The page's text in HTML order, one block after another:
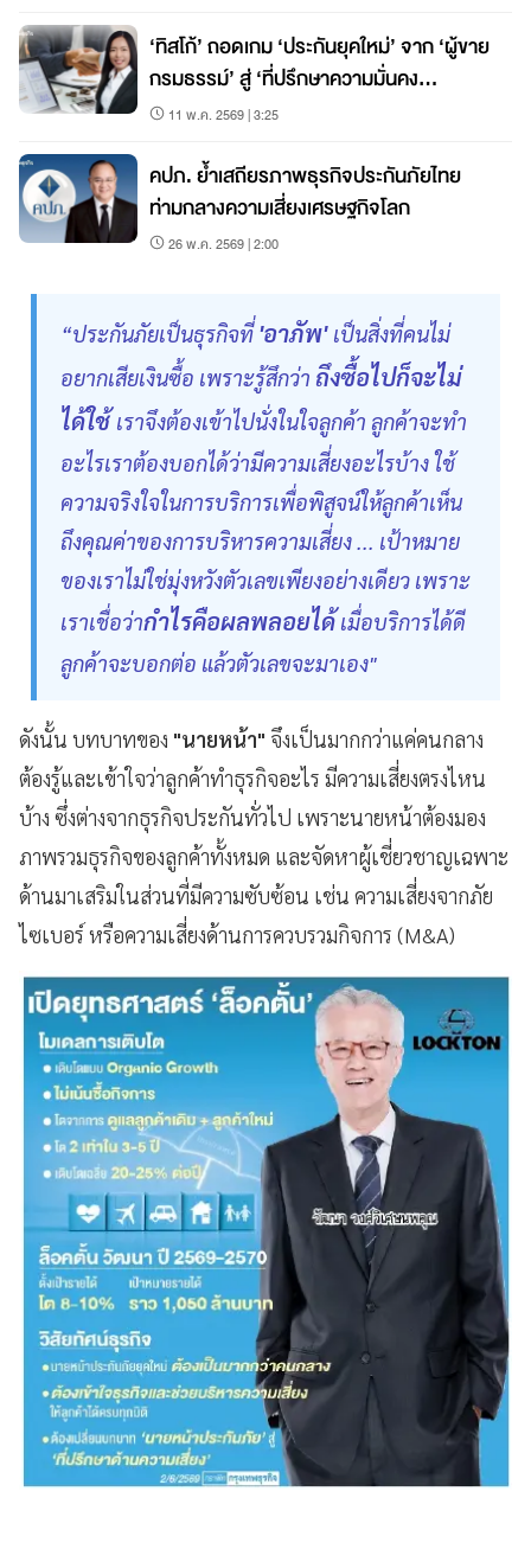
‘ทิสโก้’ ถอดเกม ‘ประกันยุคใหม่’ จาก ‘ผู้ขาย
กรมธรรม์’ สู่ ‘ที่ปรึกษาความมั่นคง
ครอบครัว’
11 พ.ค. 2569 | 3:25
คปภ. ย้ำเสถียรภาพธุรกิจประกันภัยไทย
ท่ามกลางความเสี่ยงเศรษฐกิจโลก
26 พ.ค. 2569 | 2:00
“ประกันภัยเป็นธุรกิจที่'อาภัพ' เป็นสิ่งที่คนไม่
อยากเสียเงินซื้อ เพราะรู้สึกว่า ถึงซื้อไปก็จะไม่
ได้ใช้เราจึงต้องเข้าไปนั่งในใจลูกค้า ลูกค้าจะทำ
อะไรเราต้องบอกได้ว่ามีความเสี่ยงอะไรบ้าง ใช้
ความจริงใจในการบริการเพื่อพิสูจน์ให้ลูกค้าเห็น
ถึงคุณค่าของการบริหารความเสี่ยง ... เป้าหมาย
ของเราไม่ใช่มุ่งหวังตัวเลขเพียงอย่างเดียว เพราะ
เราเชื่อว่ากำไรคือผลพลอยได้เมื่อบริการได้ดี
ลูกค้าจะบอกต่อ แล้วตัวเลขจะมาเอง"
ดังนั้น บทบาทของ "นายหน้า" จึงเป็นมากกว่าแค่คนกลาง
ต้องรู้และเข้าใจว่าลูกค้าทำธุรกิจอะไร มีความเสี่ยงตรงไหน
บ้าง ซึ่งต่างจากธุรกิจประกันทั่วไป เพราะนายหน้าต้องมอง
ภาพรวมธุรกิจของลูกค้าทั้งหมด และจัดหาผู้เชี่ยวชาญเฉพาะ
ด้านมาเสริมในส่วนที่มีความซับซ้อน เช่น ความเสี่ยงจากภัย
ไซเบอร์ หรือความเสี่ยงด้านการควบรวมกิจการ (M&A)